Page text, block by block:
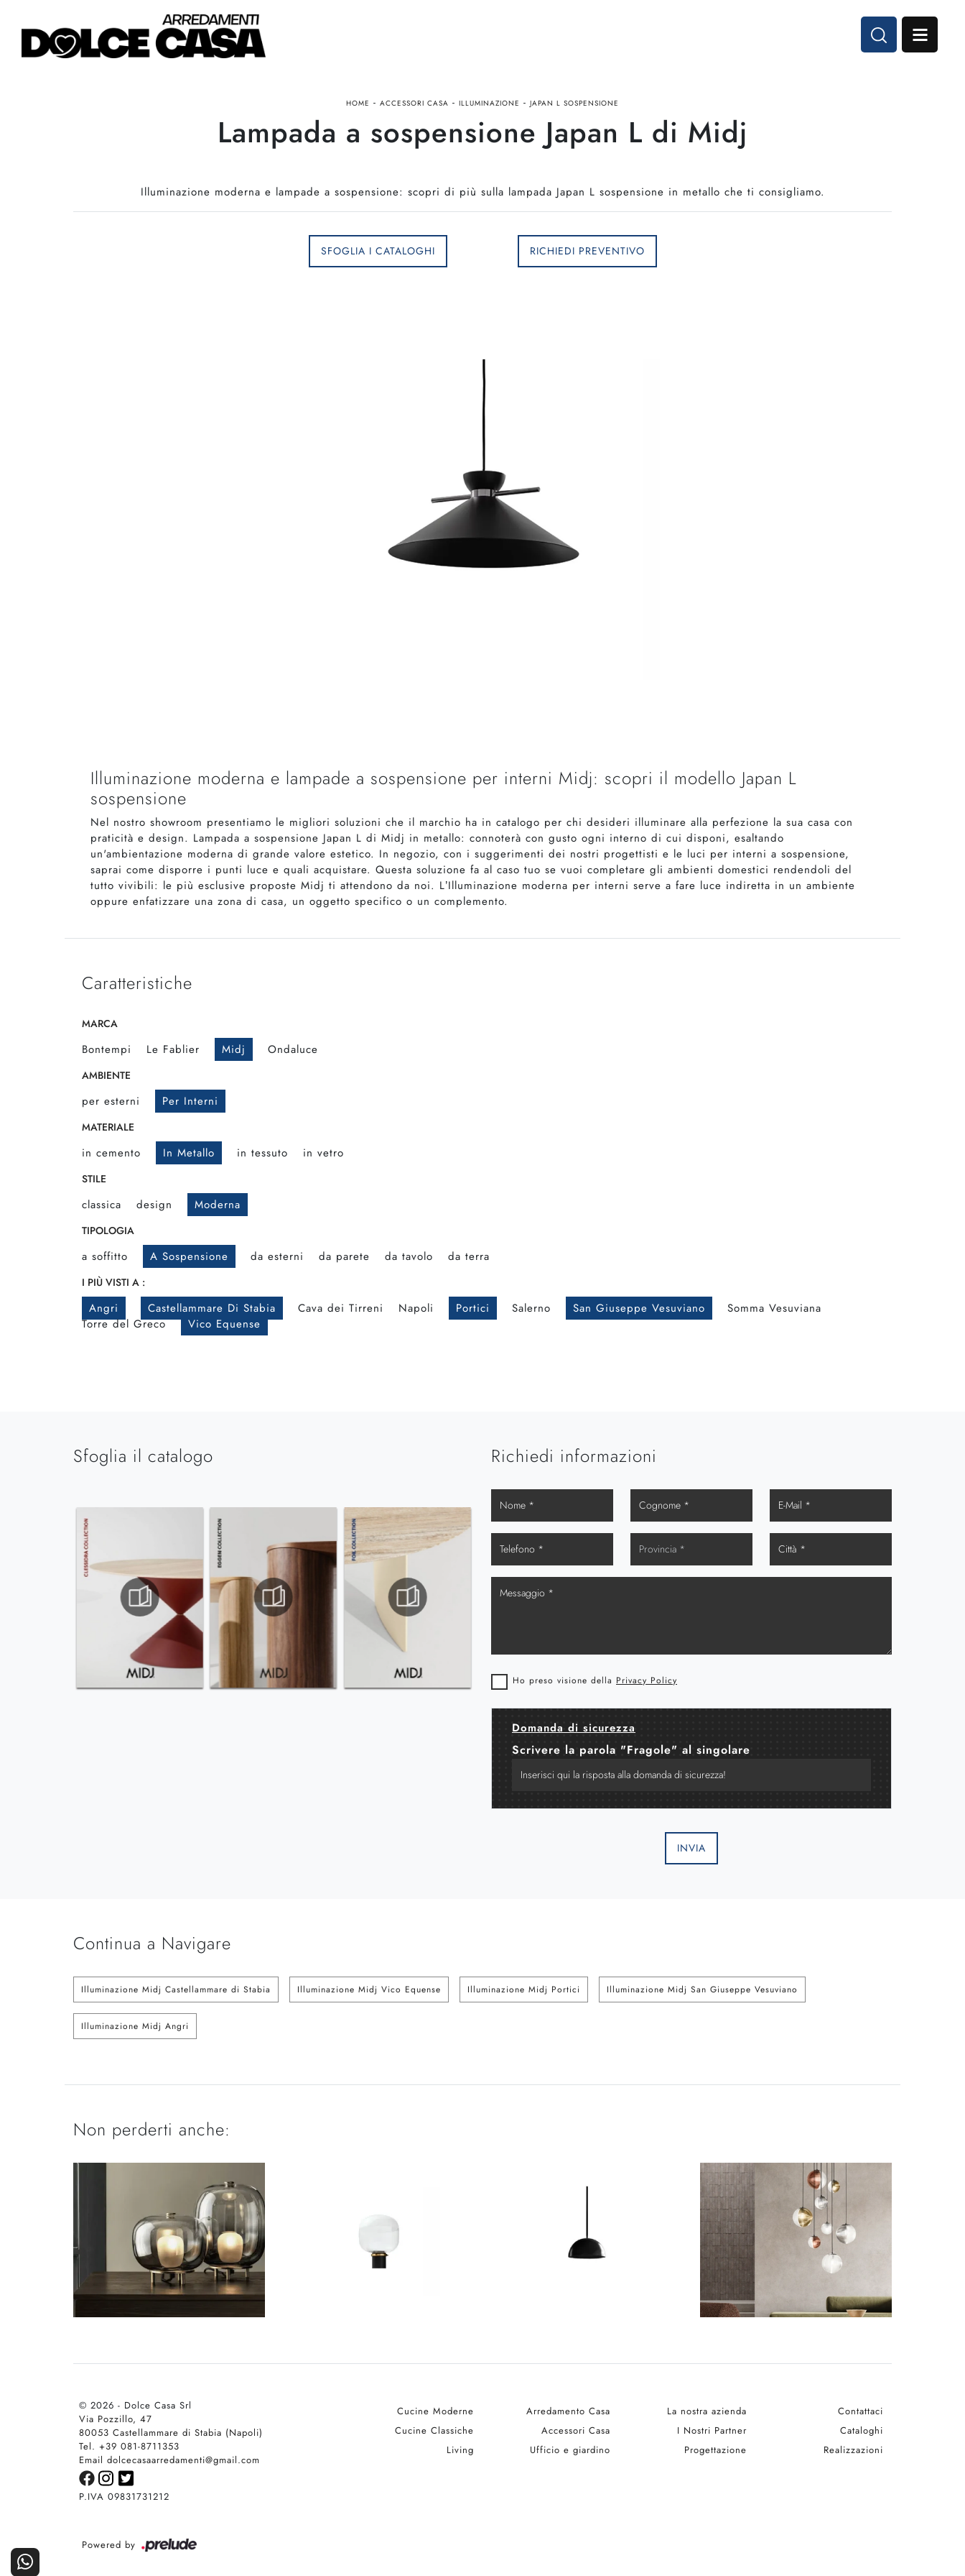
HOME - ACCESSORI CASA - ILLUMINAZIONE - JAPAN L SOSPENSIONE
Lampada a sospensione Japan L di Midj
Illuminazione moderna e lampade a sospensione: scopri di più sulla lampada Japan L sospensione in metallo che ti consigliamo.
SFOGLIA I CATALOGHI RICHIEDI PREVENTIVO
Illuminazione moderna e lampade a sospensione per interni Midj: scopri il modello Japan L
sospensione
Nel nostro showroom presentiamo le migliori soluzioni che il marchio ha in catalogo per chi desideri illuminare alla perfezione la sua casa con
praticità e design. Lampada a sospensione Japan L di Midj in metallo: connoterà con gusto ogni interno di cui disponi, esaltando
un'ambientazione moderna di grande valore estetico. In negozio, con i suggerimenti dei nostri progettisti e le luci per interni a sospensione,
saprai come disporre i punti luce e quali acquistare. Questa soluzione fa al caso tuo se vuoi completare gli ambienti domestici rendendoli del
tutto vivibili: le più esclusive proposte Midj ti attendono da noi. L’Illuminazione moderna per interni serve a fare luce indiretta in un ambiente
oppure enfatizzare una zona di casa, un oggetto specifico o un complemento.
Caratteristiche
MARCA
Bontempi Le Fablier Midj Ondaluce
AMBIENTE
per esterni Per Interni
MATERIALE
in cemento In Metallo in tessuto in vetro
STILE
classica design Moderna
TIPOLOGIA
a soffitto A Sospensione da esterni da parete da tavolo da terra
I PIÙ VISTI A :
Angri Castellammare Di Stabia Cava dei Tirreni Napoli Portici Salerno San Giuseppe Vesuviano
Somma Vesuviana
Torre del Greco
Vico Equense
Sfoglia il catalogo Richiedi informazioni
Ho preso visione della Privacy Policy
Domanda di sicurezza
Scrivere la parola "Fragole" al singolare
INVIA
Continua a Navigare
Illuminazione Midj Castellammare di Stabia Illuminazione Midj Vico Equense Illuminazione Midj Portici Illuminazione Midj San Giuseppe Vesuviano
Illuminazione Midj Angri
Non perderti anche:
© 2026 - Dolce Casa Srl
Via Pozzillo, 47
80053 Castellammare di Stabia (Napoli)
Tel. +39 081-8711353
Email dolcecasaarredamenti@gmail.com
P.IVA 09831731212
Cucine Moderne
Cucine Classiche
Living
Arredamento Casa
Accessori Casa
Ufficio e giardino
La nostra azienda
I Nostri Partner
Progettazione
Contattaci
Cataloghi
Realizzazioni
Powered by